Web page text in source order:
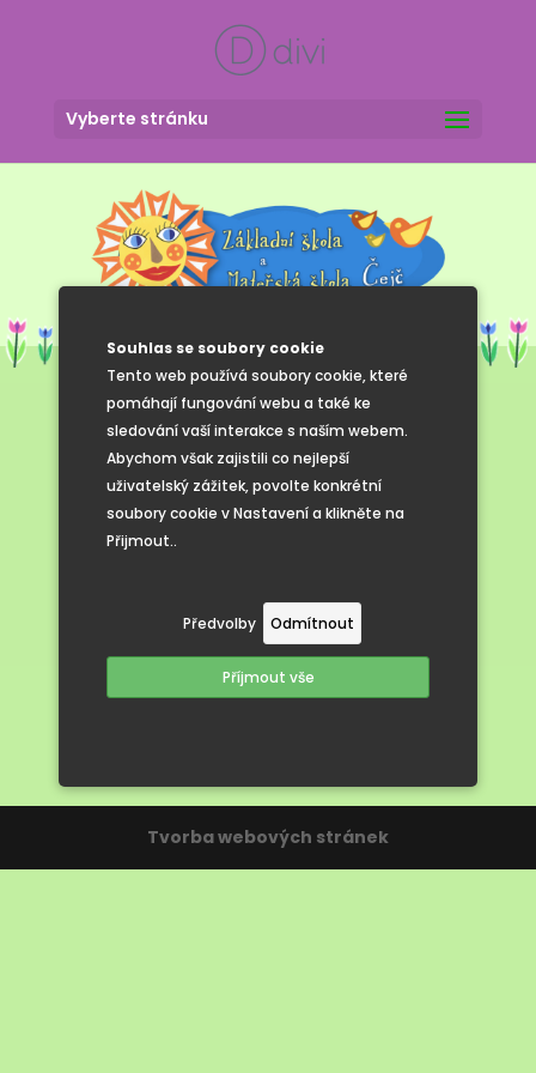
Souhlas se soubory cookie
Tento web používá soubory cookie, které
pomáhají fungování webu a také ke
sledování vaší interakce s naším webem.
Abychom však zajistili co nejlepší
uživatelský zážitek, povolte konkrétní
soubory cookie v Nastavení a klikněte na
Přijmout..
Předvolby Odmítnout
Příjmout vše
Vyberte stránku
Školní výlet
Břeclav
Hájenka
Tvorba webových stránek